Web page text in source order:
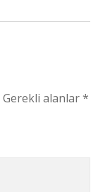
Gerekli alanlar*